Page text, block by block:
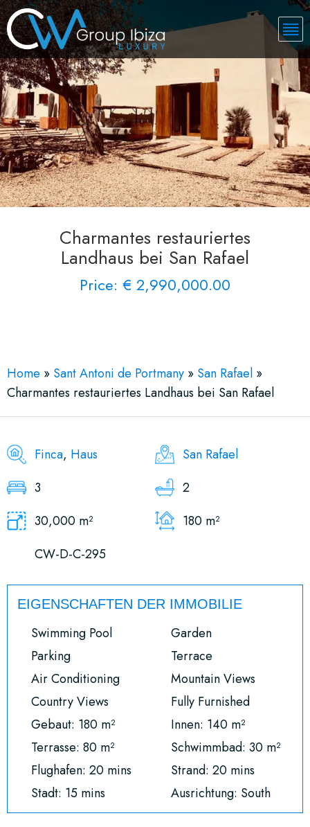
Charmantes restauriertes
Landhaus bei San Rafael
Price: € 2,990,000.00
Home » Sant Antoni de Portmany » San Rafael »
Charmantes restauriertes Landhaus bei San Rafael
Finca, Haus
San Rafael
3
2
30,000 m²
180 m²
CW-D-C-295
EIGENSCHAFTEN DER IMMOBILIE
Swimming Pool
Garden
Parking
Terrace
Air Conditioning
Mountain Views
Country Views
Fully Furnished
Gebaut: 180 m²
Innen: 140 m²
Terrasse: 80 m²
Schwimmbad: 30 m²
Flughafen: 20 mins
Strand: 20 mins
Stadt: 15 mins
Ausrichtung: South